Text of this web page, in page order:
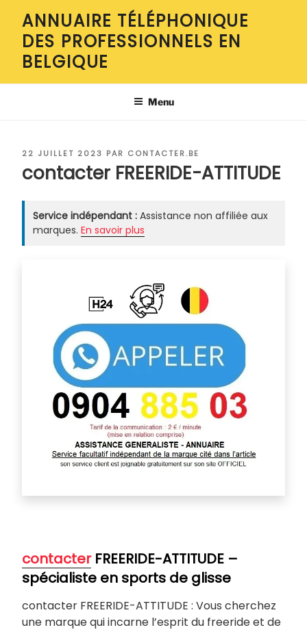
contenu
principal
ANNUAIRE TÉLÉPHONIQUE
DES PROFESSIONNELS EN
BELGIQUE
Menu
PUBLIÉ
22 JUILLET 2023 PAR CONTACTER.BE
contacter FREERIDE-ATTITUDE
Service indépendant : Assistance non affiliée aux
marques. En savoir plus
contacterFREERIDE-ATTITUDE –
spécialiste en sports de glisse
contacter FREERIDE-ATTITUDE : Vous cherchez
une marque qui incarne l’esprit du freeride et de